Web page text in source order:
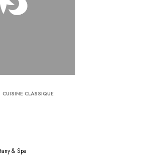
CUISINE CLASSIQUE
& Spa